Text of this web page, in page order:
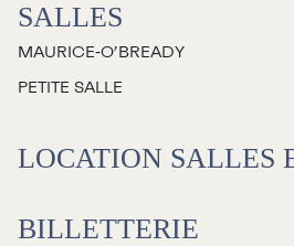
Sorties scolaires
Les Mordus
Les vendredis autour
camp
SALLES
MAURICE‑O’BREADY
PETITE SALLE
LOCATION SALLES
BILLETTERIE